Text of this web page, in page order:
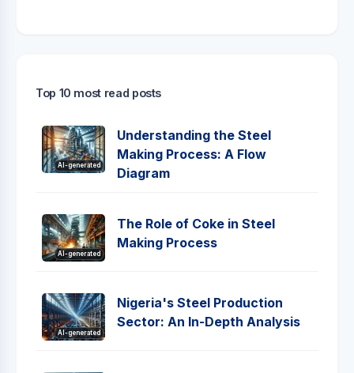
Top 10 most read posts
AI-generated
Understanding the Steel
Making Process: A Flow
Diagram
AI-generated
The Role of Coke in Steel
Making Process
AI-generated
Nigeria's Steel Production
Sector: An In-Depth Analysis